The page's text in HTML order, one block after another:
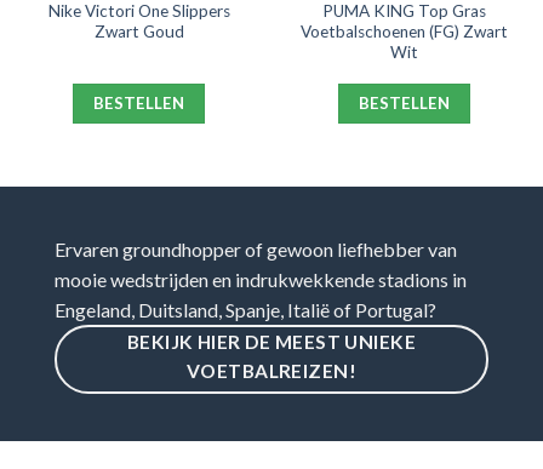
Nike Victori One Slippers
Zwart Goud
BESTELLEN
PUMA KING Top Gras
Voetbalschoenen (FG) Zwart
Wit
BESTELLEN
Ervaren groundhopper of gewoon liefhebber van
mooie wedstrijden en indrukwekkende stadions in
Engeland, Duitsland, Spanje, Italië of Portugal?
BEKIJK HIER DE MEEST UNIEKE
VOETBALREIZEN!